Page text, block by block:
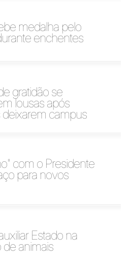
medalha pelo
enchentes
gratidão se
lousas após
deixarem campus
com o Presidente
para novos
Estado na
de animais